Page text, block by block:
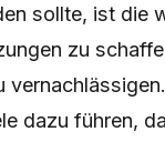
sollte, ist die
zu
dazu führen,